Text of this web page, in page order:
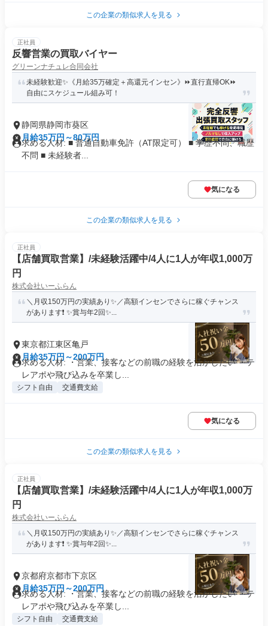
この企業の類似求人を見る
正社員
反響営業の買取バイヤー
グリーンナチュレ合同会社
未経験歓迎✨《月給35万確定＋高還元インセン》⏩直行直帰OK⏩
自由にスケジュール組み可！
静岡県静岡市葵区
月給35万円～80万円
求める人材: ■ 普通自動車免許（AT限定可） ■ 学歴不問、職歴
不問 ■ 未経験者...
気になる
この企業の類似求人を見る
正社員
【店舗買取営業】/未経験活躍中/4人に1人が年収1,000万
円
株式会社いーふらん
＼月収150万円の実績あり✨／高額インセンでさらに稼ぐチャンス
があります❗ ✨賞与年2回✨...
東京都江東区亀戸
月給35万円～200万円
求める人材: ・営業、接客などの前職の経験を活かしたい ・テ
レアポや飛び込みを卒業し...
シフト自由 交通費支給
気になる
この企業の類似求人を見る
正社員
【店舗買取営業】/未経験活躍中/4人に1人が年収1,000万
円
株式会社いーふらん
＼月収150万円の実績あり✨／高額インセンでさらに稼ぐチャンス
があります❗ ✨賞与年2回✨...
京都府京都市下京区
月給35万円～200万円
求める人材: ・営業、接客などの前職の経験を活かしたい ・テ
レアポや飛び込みを卒業し...
シフト自由 交通費支給